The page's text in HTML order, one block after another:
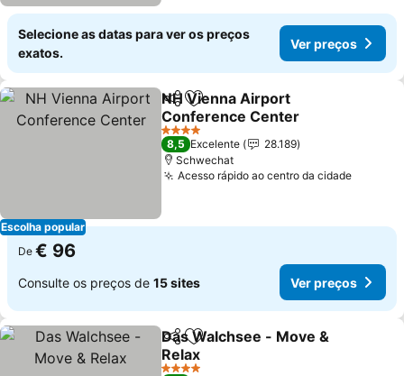
Selecione as datas para ver os preços
exatos.
Ver preços
Escolha popular
PartilharAdicionar aos favoritos
NH Vienna Airport
Conference Center
Ver preços
4 Estrelas
8,5 Excelente
28.189
Schwechat
Acesso rápido ao centro da cidadeVer
De € 96
Consulte os preços de 15 sites Ver preços
PartilharAdicionar aos favoritos
Das Walchsee - Move &
Relax